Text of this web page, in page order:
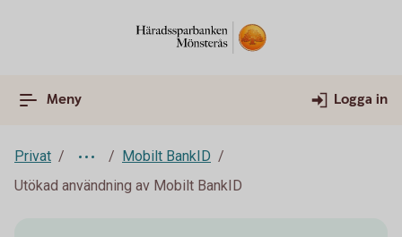
Meny Logga in
Privat
Mobilt BankID
Utökad användning av Mobilt BankID